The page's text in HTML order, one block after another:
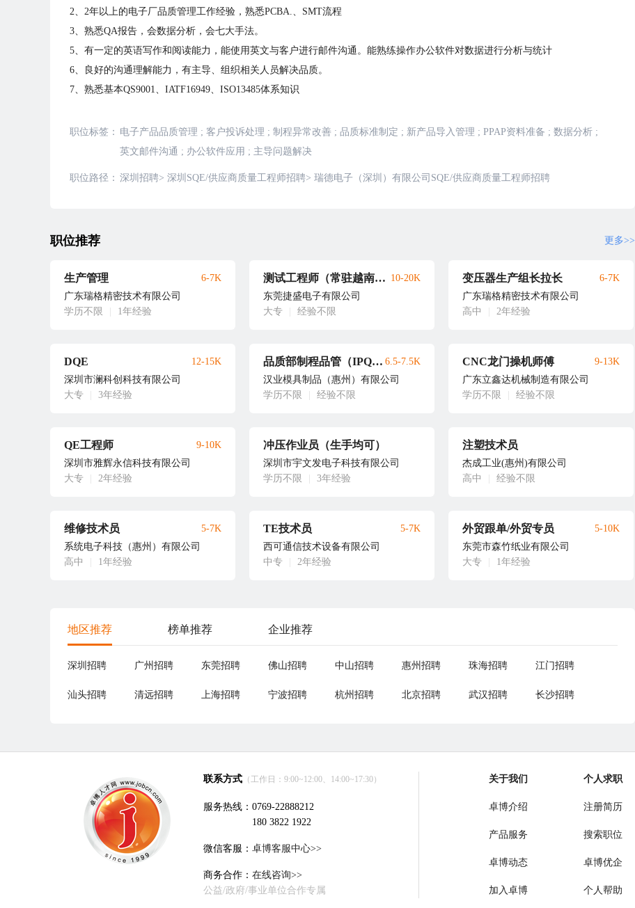
2、2年以上的电子厂品质管理工作经验，熟悉PCBA.、SMT流程
3、熟悉QA报告，会数据分析，会七大手法。
5、有一定的英语写作和阅读能力，能使用英文与客户进行邮件沟通。能熟练操作办公软件对数据进行分析与统计
6、良好的沟通理解能力，有主导、组织相关人员解决品质。
7、熟悉基本QS9001、IATF16949、ISO13485体系知识
职位标签： 电子产品品质管理 ; 客户投诉处理 ; 制程异常改善 ; 品质标准制定 ; 新产品导入管理 ; PPAP资料准备 ; 数据分析 ;
英文邮件沟通 ; 办公软件应用 ; 主导问题解决
职位路径： 深圳招聘> 深圳SQE/供应商质量工程师招聘> 瑞德电子（深圳）有限公司SQE/供应商质量工程师招聘
职位推荐 更多>>
生产管理
广东瑞格精密技术有限公司
学历不限
1年经验
6-7K 测试工程师（常驻越南厂）
东莞捷盛电子有限公司
大专
经验不限
10-20K 变压器生产组长拉长
广东瑞格精密技术有限公司
高中
2年经验
6-7K
DQE
深圳市澜科创科技有限公司
大专
3年经验
12-15K 品质部制程品管（IPQC）
汉业模具制品（惠州）有限公司
学历不限
经验不限
6.5-7.5K CNC龙门操机师傅
广东立鑫达机械制造有限公司
学历不限
经验不限
9-13K
QE工程师
深圳市雅辉永信科技有限公司
大专
2年经验
9-10K 冲压作业员（生手均可）
深圳市宇文发电子科技有限公司
学历不限
3年经验
注塑技术员
杰成工业(惠州)有限公司
高中
经验不限
维修技术员
系统电子科技（惠州）有限公司
高中
1年经验
5-7K TE技术员
西可通信技术设备有限公司
中专
2年经验
5-7K 外贸跟单/外贸专员
东莞市森竹纸业有限公司
大专
1年经验
5-10K
地区推荐 榜单推荐 企业推荐
深圳招聘 广州招聘 东莞招聘 佛山招聘 中山招聘 惠州招聘 珠海招聘 江门招聘
汕头招聘 清远招聘 上海招聘 宁波招聘 杭州招聘 北京招聘 武汉招聘 长沙招聘
联系方式 （工作日：9:00~12:00、14:00~17:30）
服务热线：0769-22888212
180 3822 1922
微信客服： 卓博客服中心>>
商务合作： 在线咨询>>
公益/政府/事业单位合作专属
关于我们
卓博介绍
产品服务
卓博动态
加入卓博
个人求职
注册简历
搜索职位
卓博优企
个人帮助